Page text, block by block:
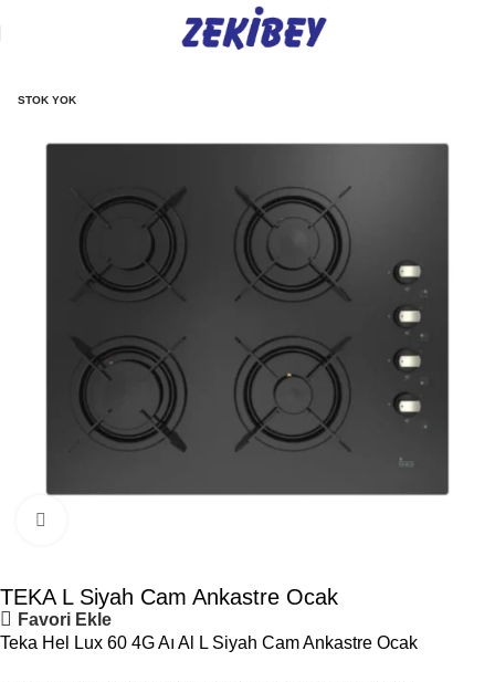
STOK YOK
TEKA L Siyah Cam Ankastre Ocak
Favori Ekle
Teka Hel Lux 60 4G Aı Al L Siyah Cam Ankastre Ocak